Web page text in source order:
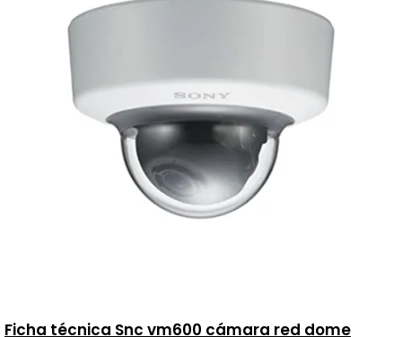
Ficha técnica Snc vm600 cámara red dome